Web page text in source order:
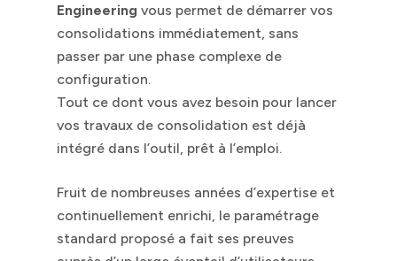
Engineering vous permet de démarrer vos
consolidations immédiatement, sans
passer par une phase complexe de
configuration.
Tout ce dont vous avez besoin pour lancer
vos travaux de consolidation est déjà
intégré dans l’outil, prêt à l’emploi.
Fruit de nombreuses années d’expertise et
continuellement enrichi, le paramétrage
standard proposé a fait ses preuves